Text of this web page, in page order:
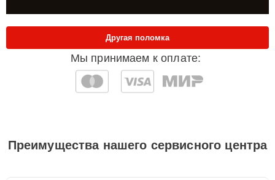
Мы принимаем к оплате:
Другая поломка
Преимущества нашего сервисного центра